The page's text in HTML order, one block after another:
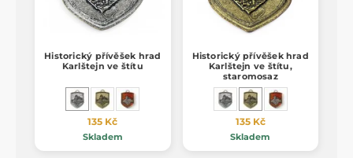
Historický přívěšek hrad
Karlštejn ve štítu
135 Kč
Skladem
Historický přívěšek hrad
Karlštejn ve štítu,
staromosaz
135 Kč
Skladem